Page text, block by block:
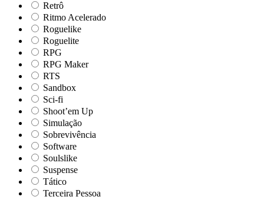
Retrô
Ritmo Acelerado
Roguelike
Roguelite
RPG
RPG Maker
RTS
Sandbox
Sci-fi
Shoot’em Up
Simulação
Sobrevivência
Software
Soulslike
Suspense
Tático
Terceira Pessoa